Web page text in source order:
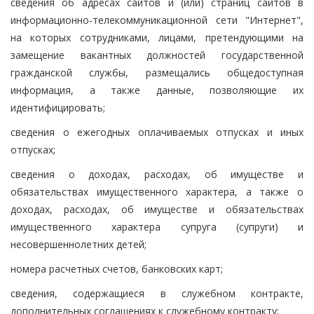
информационно-телекоммуникационной сети "Интернет",
на которых сотрудниками, лицами, претендующими на
замещение вакантных должностей государственной
гражданской службы, размещались общедоступная
информация, а также данные, позволяющие их
идентифицировать;
сведения о ежегодных оплачиваемых отпусках и иных
отпусках;
сведения о доходах, расходах, об имуществе и
обязательствах имущественного характера, а также о
доходах, расходах, об имуществе и обязательствах
имущественного характера супруга (супруги) и
несовершеннолетних детей;
номера расчетных счетов, банковских карт;
сведения, содержащиеся в служебном контракте,
дополнительных соглашениях к служебному контракту;